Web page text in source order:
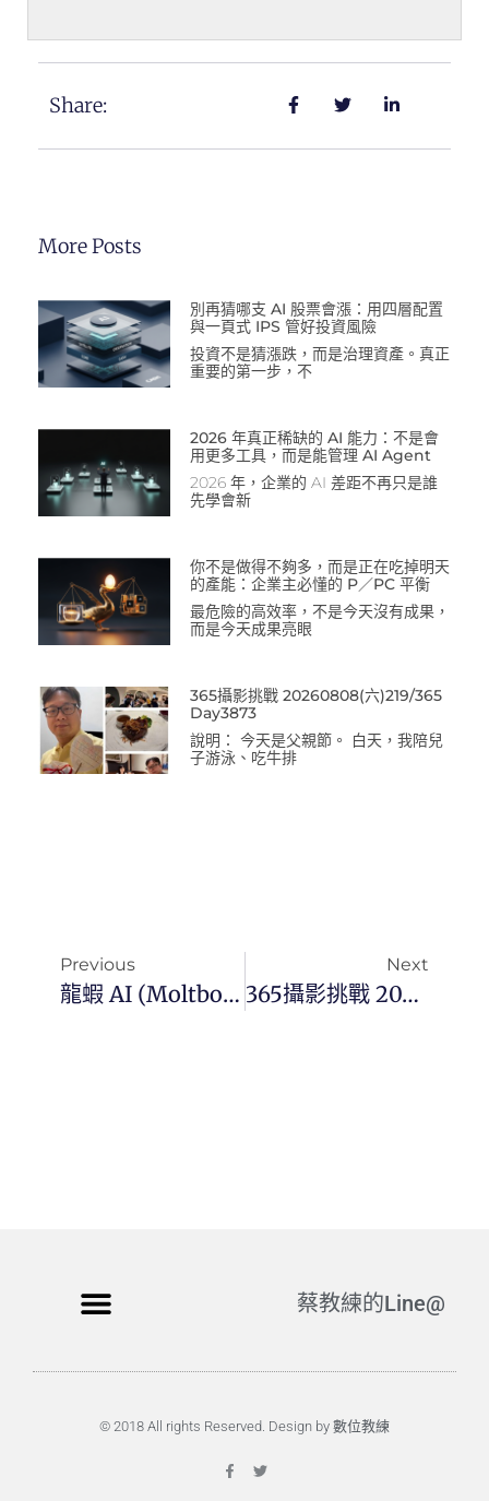
Share:
More Posts
別再猜哪支 AI 股票會漲：用四層配置
與一頁式 IPS 管好投資風險
投資不是猜漲跌，而是治理資產。真正
重要的第一步，不
2026 年真正稀缺的 AI 能力：不是會
用更多工具，而是能管理 AI Agent
2026 年，企業的 AI 差距不再只是誰
先學會新
你不是做得不夠多，而是正在吃掉明天
的產能：企業主必懂的 P／PC 平衡
最危險的高效率，不是今天沒有成果，
而是今天成果亮眼
365攝影挑戰 20260808(六)219/365
Day3873
說明： 今天是父親節。 白天，我陪兒
子游泳、吃牛排
Previous
龍蝦 AI (Moltbot / OpenClaw AI) 30 種熱門使用場景指南
Next
365攝影挑戰 20260203(二)034/365 Day3687
蔡教練的Line@
© 2018 All rights Reserved. Design by 數位教練